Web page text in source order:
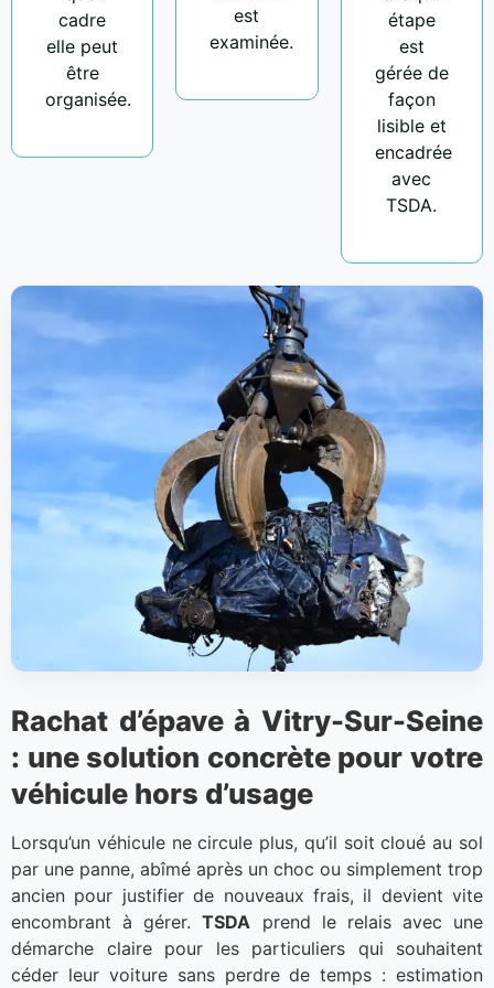
cadre
elle peut
être
organisée.
est
examinée.
étape
est
gérée de
façon
lisible et
encadrée
avec
TSDA.
Rachat d’épave à Vitry-Sur-Seine
: une solution concrète pour votre
véhicule hors d’usage
Lorsqu’un véhicule ne circule plus, qu’il soit cloué au sol
par une panne, abîmé après un choc ou simplement trop
ancien pour justifier de nouveaux frais, il devient vite
encombrant à gérer.TSDA prend le relais avec une
démarche claire pour les particuliers qui souhaitent
céder leur voiture sans perdre de temps : estimation